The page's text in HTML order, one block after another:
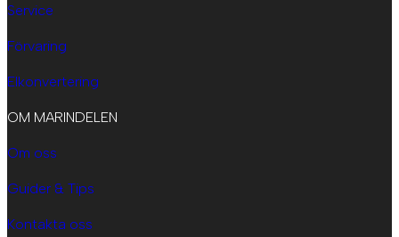
Service
Förvaring
Elkonvertering
OM MARINDELEN
Om oss
Guider & Tips
Kontakta oss